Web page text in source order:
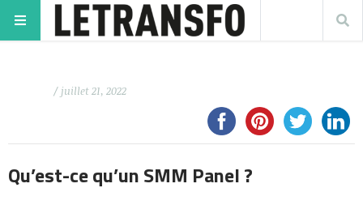
/ juillet 21, 2022
Qu’est-ce qu’un SMM Panel ?